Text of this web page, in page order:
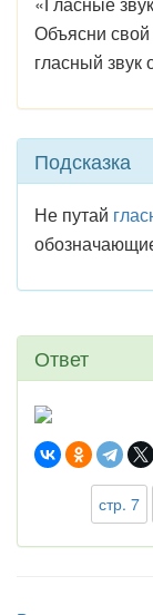
Объясни
гласный звук
Подсказка
Не путай
Ответ
стр. 7